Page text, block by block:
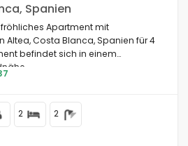
Spanien
Apartment mit
Costa Blanca, Spanien für 4
befindet sich in einem
2 2